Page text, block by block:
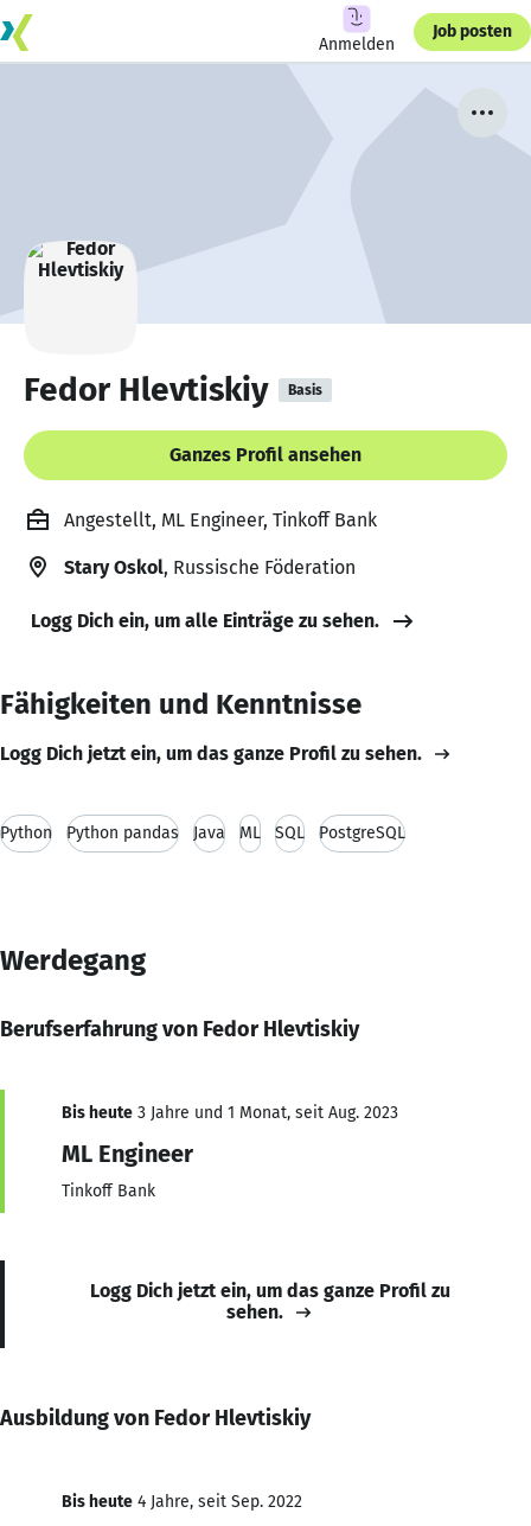
Anmelden
Job posten
Fedor Hlevtiskiy Basis
Ganzes Profil ansehen
Angestellt, ML Engineer, Tinkoff Bank
Stary Oskol, Russische Föderation
Logg Dich ein, um alle Einträge zu sehen.
Fähigkeiten und Kenntnisse
Logg Dich jetzt ein, um das ganze Profil zu sehen.
Python Python pandas Java ML SQL PostgreSQL
Werdegang
Berufserfahrung von Fedor Hlevtiskiy
Bis heute 3 Jahre und 1 Monat, seit Aug. 2023
ML Engineer
Tinkoff Bank
Logg Dich jetzt ein, um das ganze Profil zu
sehen.
Ausbildung von Fedor Hlevtiskiy
Bis heute 4 Jahre, seit Sep. 2022